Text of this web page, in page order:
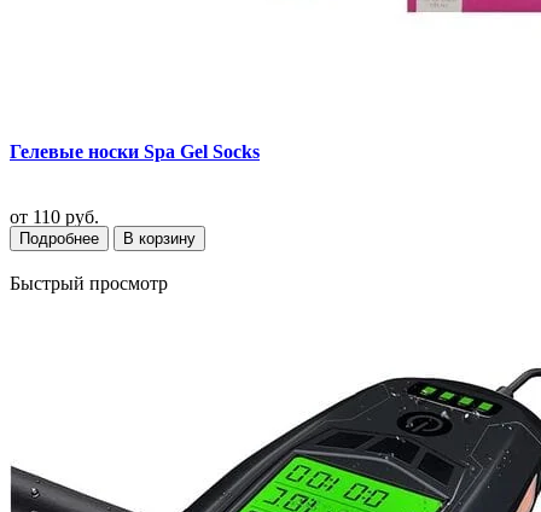
Гелевые носки Spa Gel Socks
от 110 руб.
Подробнее В корзину
Быстрый просмотр